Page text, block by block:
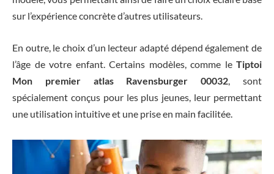
sur l’expérience concrète d’autres utilisateurs.
En outre, le choix d’un lecteur adapté dépend également de
l’âge de votre enfant. Certains modèles, comme le Tiptoi
Mon premier atlas Ravensburger 00032 , sont
spécialement conçus pour les plus jeunes, leur permettant
une utilisation intuitive et une prise en main facilitée.